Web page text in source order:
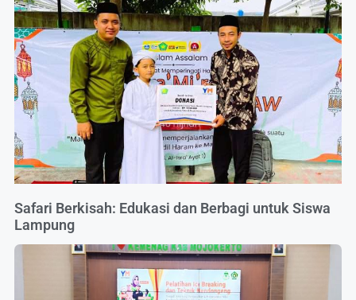
Safari Berkisah: Edukasi dan Berbagi untuk Siswa
Lampung